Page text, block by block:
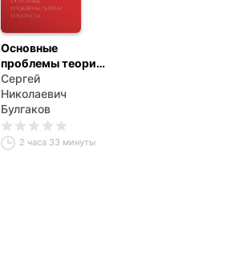
Основные
проблемы теории
прогресса
Сергей
Николаевич
Булгаков
2 часа 33 минуты